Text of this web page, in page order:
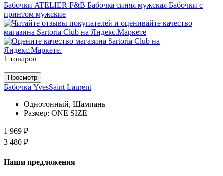
Бабочки ATELIER F&B Бабочка синяя мужская Бабочки с
принтом мужские
1 товаров
Просмотр
Бабочка YvesSaint Laurent
Однотонный, Шампань
Размер: ONE SIZE
1 969 ₽
3 480 ₽
Наши предложения